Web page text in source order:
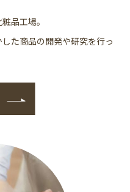
品工場。
た商品の開発や研究を行っ